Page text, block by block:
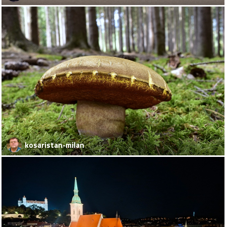
kosaristan-milan